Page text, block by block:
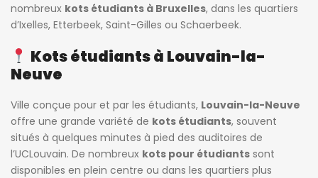
nombreux kots étudiants à Bruxelles, dans les quartiers
d’Ixelles, Etterbeek, Saint-Gilles ou Schaerbeek.
Kots étudiants à Louvain-la-
Neuve
Ville conçue pour et par les étudiants, Louvain-la-Neuve
offre une grande variété de kots étudiants, souvent
situés à quelques minutes à pied des auditoires de
l’UCLouvain. De nombreux kots pour étudiants sont
disponibles en plein centre ou dans les quartiers plus